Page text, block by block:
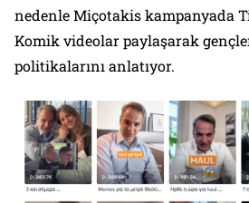
nedenle Miçotakis kampanyada
Komik videolar paylaşarak
politikalarını anlatıyor.